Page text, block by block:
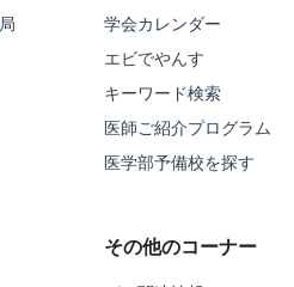
学会カレンダー
エビでやんす
キーワード検索
医師ご紹介プログラム
医学部予備校を探す
その他のコーナー